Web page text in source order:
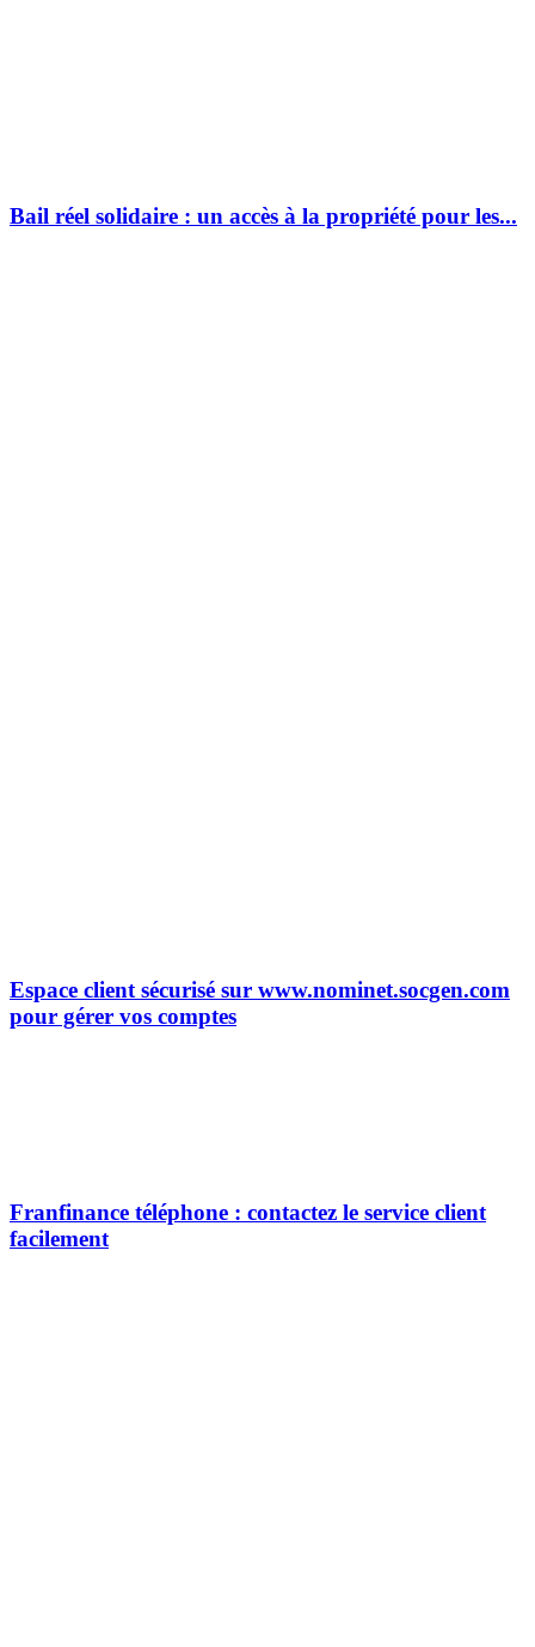
Bail réel solidaire : un accès à la propriété pour les...
Espace client sécurisé sur www.nominet.socgen.com
pour gérer vos comptes
Franfinance téléphone : contactez le service client
facilement